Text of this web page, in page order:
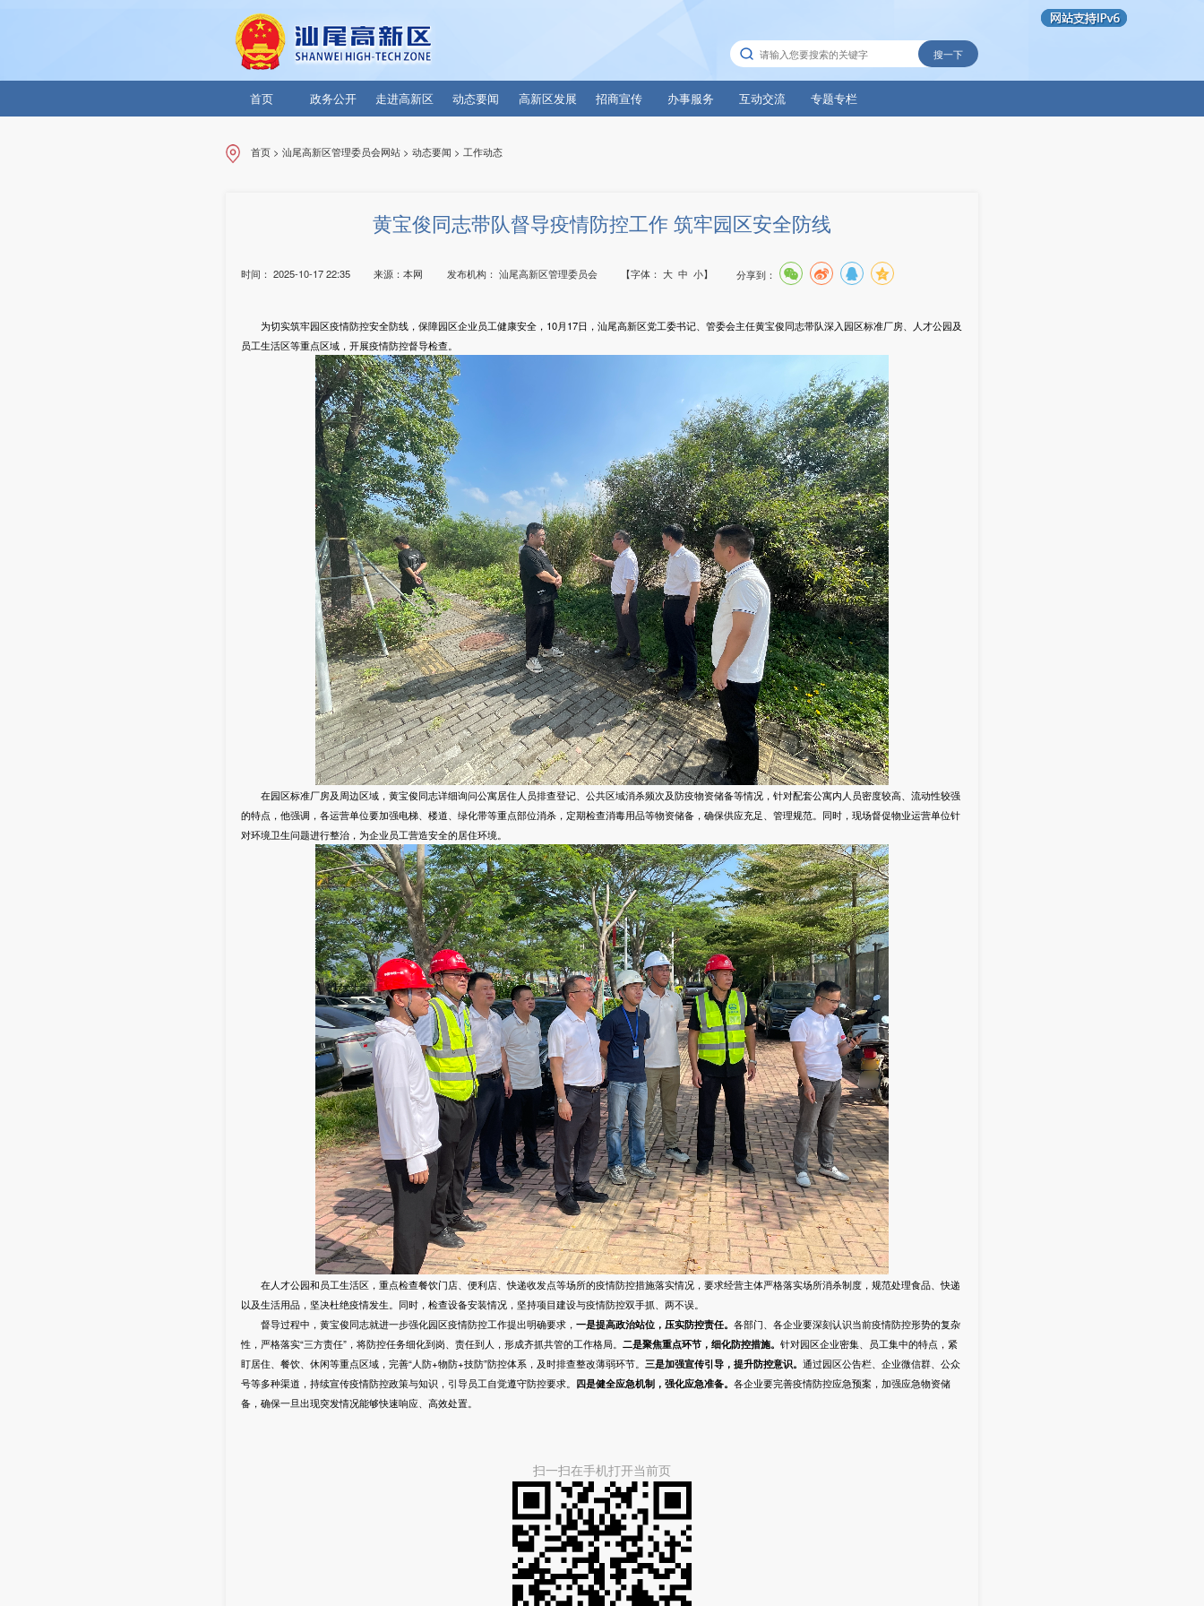
搜一下
首页 政务公开 走进高新区 动态要闻 高新区发展 招商宣传 办事服务 互动交流 专题专栏
首页 >汕尾高新区管理委员会网站 >动态要闻 >工作动态
黄宝俊同志带队督导疫情防控工作 筑牢园区安全防线
时间： 2025-10-17 22:35 来源：本网 发布机构： 汕尾高新区管理委员会 【字体： 大 中 小】 分享到：
为切实筑牢园区疫情防控安全防线，保障园区企业员工健康安全，10月17日，汕尾高新区党工委书记、管委会主任黄宝俊同志带队深入园区标准厂房、人才公园及
员工生活区等重点区域，开展疫情防控督导检查。
在园区标准厂房及周边区域，黄宝俊同志详细询问公寓居住人员排查登记、公共区域消杀频次及防疫物资储备等情况，针对配套公寓内人员密度较高、流动性较强
的特点，他强调，各运营单位要加强电梯、楼道、绿化带等重点部位消杀，定期检查消毒用品等物资储备，确保供应充足、管理规范。同时，现场督促物业运营单位针
对环境卫生问题进行整治，为企业员工营造安全的居住环境。
在人才公园和员工生活区，重点检查餐饮门店、便利店、快递收发点等场所的疫情防控措施落实情况，要求经营主体严格落实场所消杀制度，规范处理食品、快递
以及生活用品，坚决杜绝疫情发生。同时，检查设备安装情况，坚持项目建设与疫情防控双手抓、两不误。
督导过程中，黄宝俊同志就进一步强化园区疫情防控工作提出明确要求， 一是提高政治站位，压实防控责任。 各部门、各企业要深刻认识当前疫情防控形势的复杂
性，严格落实“三方责任”，将防控任务细化到岗、责任到人，形成齐抓共管的工作格局。 二是聚焦重点环节，细化防控措施。 针对园区企业密集、员工集中的特点，紧
盯居住、餐饮、休闲等重点区域，完善“人防+物防+技防”防控体系，及时排查整改薄弱环节。 三是加强宣传引导，提升防控意识。 通过园区公告栏、企业微信群、公众
号等多种渠道，持续宣传疫情防控政策与知识，引导员工自觉遵守防控要求。 四是健全应急机制，强化应急准备。 各企业要完善疫情防控应急预案，加强应急物资储
备，确保一旦出现突发情况能够快速响应、高效处置。
扫一扫在手机打开当前页